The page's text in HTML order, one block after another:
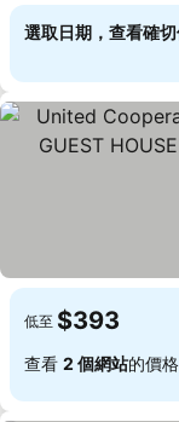
選取日期，查看確
低至 $393
查看 2 個網站的價格